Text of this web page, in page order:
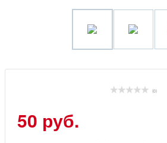
(0)
50 руб.